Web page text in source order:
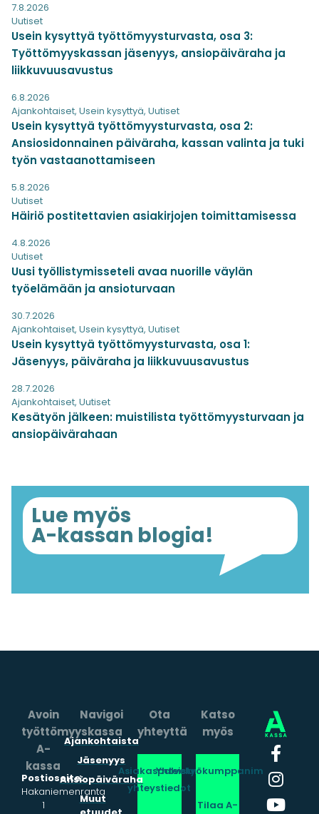
7.8.2026
Uutiset
Usein kysyttyä työttömyysturvasta, osa 3:
Työttömyyskassan jäsenyys, ansiopäiväraha ja
liikkuvuusavustus
6.8.2026
Ajankohtaiset, Usein kysyttyä, Uutiset
Usein kysyttyä työttömyysturvasta, osa 2:
Ansiosidonnainen päiväraha, kassan valinta ja tuki
työn vastaanottamiseen
5.8.2026
Uutiset
Häiriö postitettavien asiakirjojen toimittamisessa
4.8.2026
Uutiset
Uusi työllistymisseteli avaa nuorille väylän
työelämään ja ansioturvaan
30.7.2026
Ajankohtaiset, Usein kysyttyä, Uutiset
Usein kysyttyä työttömyysturvasta, osa 1:
Jäsenyys, päiväraha ja liikkuvuusavustus
28.7.2026
Ajankohtaiset, Uutiset
Kesätyön jälkeen: muistilista työttömyysturvaan ja
ansiopäivärahaan
Lue myös
A-kassan blogia!
Avoin
työttömyyskassa
A-
kassa
Postiosoite:
Hakaniemenranta
1
Ota
yhteyttä
Asiakaspalvelun
yhteystiedot
Navigoi
Ajankohtaista
Jäsenyys
Ansiopäiväraha
Muut
Katso
myös
Yhteistyökumppanimme
Tilaa A-